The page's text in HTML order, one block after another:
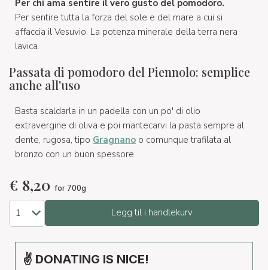
Per chi ama sentire il vero gusto del pomodoro.
Per sentire tutta la forza del sole e del mare a cui si
affaccia il Vesuvio. La potenza minerale della terra nera
lavica.
Passata di pomodoro del Piennolo: semplice
anche all'uso
Basta scaldarla in un padella con un po' di olio
extravergine di oliva e poi mantecarvi la pasta sempre al
dente, rugosa, tipo Gragnano o comunque trafilata al
bronzo con un buon spessore.
€ 8,20 for 700g
Legg til i handlekurv
✌ DONATING IS NICE!